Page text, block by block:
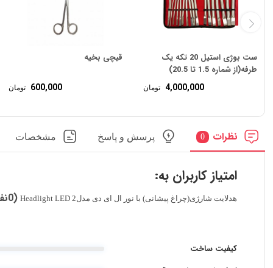
ست بوژی استیل 20 تکه یک
طرفه(از شماره 1.5 تا 20.5)
4,000,000 تومان
قیچی بخیه
600,000 تومان
نظرات 0 پرسش و پاسخ مشخصات
امتیاز کاربران به:
هدلایت شارژی(چراغ پیشانی) با نور ال ای دی مدل2 Headlight LED (0نفر)
کیفیت ساخت